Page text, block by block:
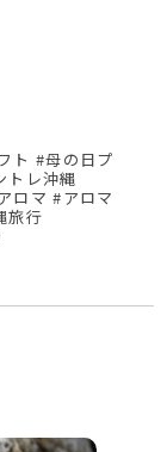
ト #母の日プ
トレ沖縄
ロマ #アロマ
旅行